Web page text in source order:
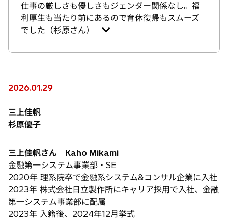
仕事の厳しさも優しさもジェンダー関係なし。福
利厚生も当たり前にあるので育休復帰もスムーズ
でした（杉原さん）
2026.01.29
三上佳帆
杉原優子
三上佳帆さん Kaho Mikami
金融第一システム事業部・SE
2020年 理系院卒で金融系システム&コンサル企業に入社
2023年 株式会社日立製作所にキャリア採用で入社、金融
第一システム事業部に配属
2023年 入籍後、2024年12月挙式